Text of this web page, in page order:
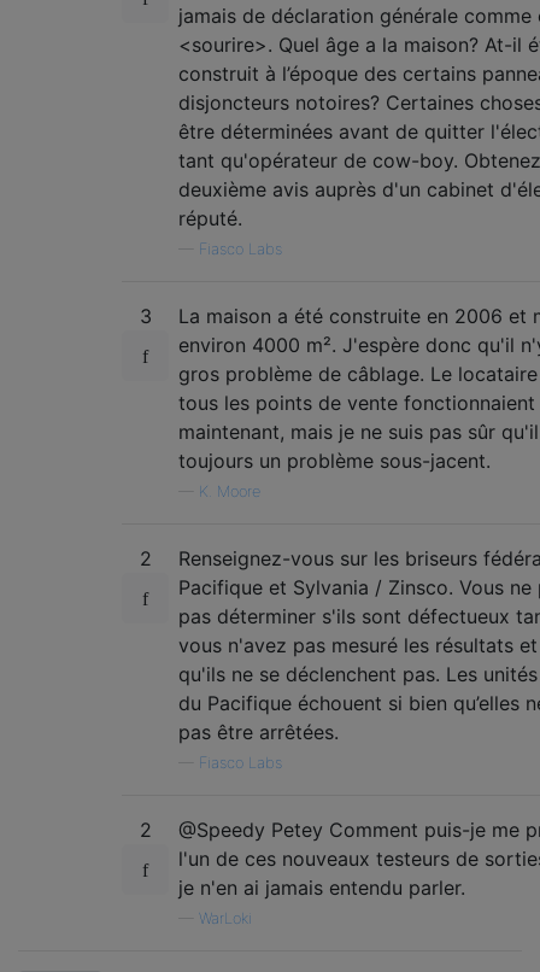
jamais de déclaration générale comme
<sourire>. Quel âge a la maison? At-il
construit à l’époque des certains
disjoncteurs notoires? Certaines
être déterminées avant de quitter
tant qu'opérateur de cow-boy.
deuxième avis auprès d'un cabinet
réputé.
Fiasco Labs
3
La maison a été construite en 2006 et
environ 4000 m². J'espère donc qu'il
gros problème de câblage. Le
tous les points de vente fonctionnaient
maintenant, mais je ne suis pas sûr
toujours un problème sous-jacent.
K. Moore
2
Renseignez-vous sur les briseurs
Pacifique et Sylvania / Zinsco. Vous ne
pas déterminer s'ils sont défectueux
vous n'avez pas mesuré les résultats
qu'ils ne se déclenchent pas. Les
du Pacifique échouent si bien qu’elles
pas être arrêtées.
Fiasco Labs
2
@Speedy Petey Comment puis-je me
l'un de ces nouveaux testeurs de
je n'en ai jamais entendu parler.
WarLoki